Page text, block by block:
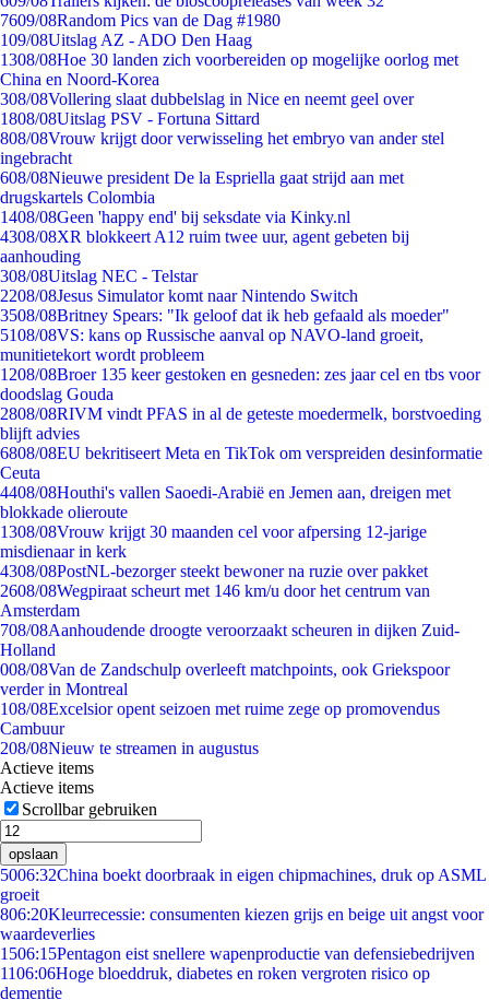
7609/08Random Pics van de Dag #1980
109/08Uitslag AZ - ADO Den Haag
1308/08Hoe 30 landen zich voorbereiden op mogelijke oorlog met
China en Noord-Korea
308/08Vollering slaat dubbelslag in Nice en neemt geel over
1808/08Uitslag PSV - Fortuna Sittard
808/08Vrouw krijgt door verwisseling het embryo van ander stel
ingebracht
608/08Nieuwe president De la Espriella gaat strijd aan met
drugskartels Colombia
1408/08Geen 'happy end' bij seksdate via Kinky.nl
4308/08XR blokkeert A12 ruim twee uur, agent gebeten bij
aanhouding
308/08Uitslag NEC - Telstar
2208/08Jesus Simulator komt naar Nintendo Switch
3508/08Britney Spears: "Ik geloof dat ik heb gefaald als moeder"
5108/08VS: kans op Russische aanval op NAVO-land groeit,
munitietekort wordt probleem
1208/08Broer 135 keer gestoken en gesneden: zes jaar cel en tbs voor
doodslag Gouda
2808/08RIVM vindt PFAS in al de geteste moedermelk, borstvoeding
blijft advies
6808/08EU bekritiseert Meta en TikTok om verspreiden desinformatie
Ceuta
4408/08Houthi's vallen Saoedi-Arabië en Jemen aan, dreigen met
blokkade olieroute
1308/08Vrouw krijgt 30 maanden cel voor afpersing 12-jarige
misdienaar in kerk
4308/08PostNL-bezorger steekt bewoner na ruzie over pakket
2608/08Wegpiraat scheurt met 146 km/u door het centrum van
Amsterdam
708/08Aanhoudende droogte veroorzaakt scheuren in dijken Zuid-
Holland
008/08Van de Zandschulp overleeft matchpoints, ook Griekspoor
verder in Montreal
108/08Excelsior opent seizoen met ruime zege op promovendus
Cambuur
208/08Nieuw te streamen in augustus
Actieve items
Actieve items
Scrollbar gebruiken
opslaan
5006:32China boekt doorbraak in eigen chipmachines, druk op ASML
groeit
806:20Kleurrecessie: consumenten kiezen grijs en beige uit angst voor
waardeverlies
1506:15Pentagon eist snellere wapenproductie van defensiebedrijven
1106:06Hoge bloeddruk, diabetes en roken vergroten risico op
dementie